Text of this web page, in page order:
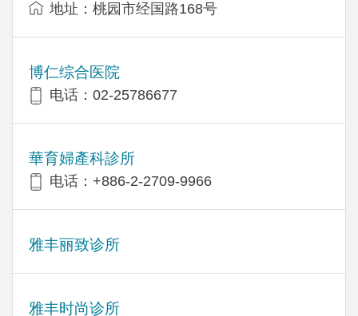
地址：桃园市经国路168号
博仁综合医院
电话：02-25786677
華育婦產科診所
电话：+886-2-2709-9966
雅丰丽致诊所
雅丰时尚诊所